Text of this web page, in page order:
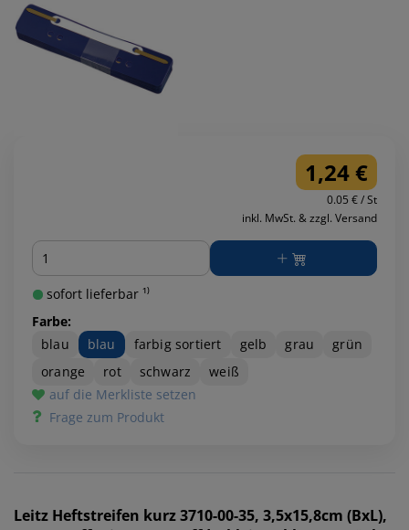
1,24 €
0.05 € / St
inkl. MwSt. & zzgl. Versand
Menge
sofort lieferbar ¹⁾
Farbe:
blau
blau farbig sortiert gelb grau
grün
orange
rot schwarz
weiß
auf die Merkliste setzen
Frage zum Produkt
Leitz Heftstreifen kurz 3710-00-35, 3,5x15,8cm (BxL),